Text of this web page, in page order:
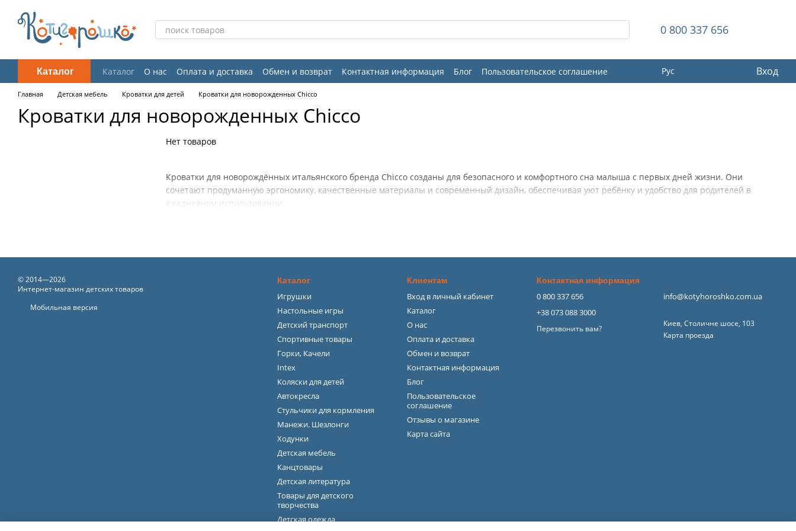
0 800 337 656
Каталог Каталог О нас Оплата и доставка Обмен и возврат Контактная информация Блог
Пользовательское соглашение
Отзывы о магазине
Рус Вход
Главная Детская мебель Кроватки для детей Кроватки для новорожденных Chicco
Кроватки для новорожденных Chicco
Кроватки для новорождённых итальянского бренда Chicco созданы для безопасного и комфортного сна малыша с первых дней жизни. Они
сочетают продуманную эргономику, качественные материалы и современный дизайн, обеспечивая уют ребёнку и удобство для родителей в
ежедневном использовании.
Нет товаров
© 2014—2026
Интернет-магазин детских товаров
Мобильная версия
Каталог
Игрушки
Настольные игры
Детский транспорт
Спортивные товары
Горки, Качели
Intex
Коляски для детей
Автокресла
Стульчики для кормления
Манежи. Шезлонги
Ходунки
Детская мебель
Канцтовары
Детская литература
Товары для детского
творчества
Детская одежда
Клиентам
Вход в личный кабинет
Каталог
О нас
Оплата и доставка
Обмен и возврат
Контактная информация
Блог
Пользовательское
соглашение
Отзывы о магазине
Карта сайта
Контактная информация
0 800 337 656
+38 073 088 3000
Перезвонить вам?
info@kotyhoroshko.com.ua
Киев, Столичне шосе, 103
Карта проезда